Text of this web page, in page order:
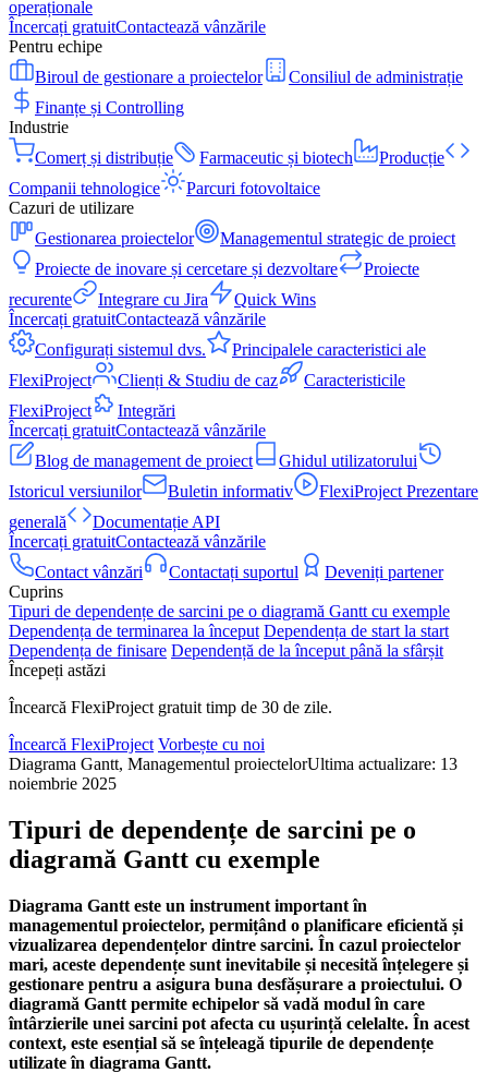
operaționale
Încercați gratuitContactează vânzările
Pentru echipe
Biroul de gestionare a proiectelor
Consiliul de administrație
Finanțe și Controlling
Industrie
Comerț și distribuție
Farmaceutic și biotech
Producție
Companii tehnologice
Parcuri fotovoltaice
Cazuri de utilizare
Gestionarea proiectelor
Managementul strategic de proiect
Proiecte de inovare și cercetare și dezvoltare
Proiecte
recurente
Integrare cu Jira
Quick Wins
Încercați gratuitContactează vânzările
Configurați sistemul dvs.
Principalele caracteristici ale
FlexiProject
Clienți & Studiu de caz
Caracteristicile
FlexiProject
Integrări
Încercați gratuitContactează vânzările
Blog de management de proiect
Ghidul utilizatorului
Istoricul versiunilor
Buletin informativ
FlexiProject Prezentare
generală
Documentație API
Încercați gratuitContactează vânzările
Contact vânzări
Contactați suportul
Deveniți partener
Cuprins
Tipuri de dependențe de sarcini pe o diagramă Gantt cu exemple
Dependența de terminarea la început Dependența de start la start
Dependența de finisare Dependență de la început până la sfârșit
Începeți astăzi
Încearcă FlexiProject gratuit timp de 30 de zile.
Încearcă FlexiProject Vorbește cu noi
Diagrama Gantt, Managementul proiectelorUltima actualizare: 13
noiembrie 2025
Tipuri de dependențe de sarcini pe o
diagramă Gantt cu exemple
Diagrama Gantt este un instrument important în
managementul proiectelor, permițând o planificare eficientă și
vizualizarea dependențelor dintre sarcini. În cazul proiectelor
mari, aceste dependențe sunt inevitabile și necesită înțelegere și
gestionare pentru a asigura buna desfășurare a proiectului. O
diagramă Gantt permite echipelor să vadă modul în care
întârzierile unei sarcini pot afecta cu ușurință celelalte. În acest
context, este esențial să se înțeleagă tipurile de dependențe
utilizate în diagrama Gantt.